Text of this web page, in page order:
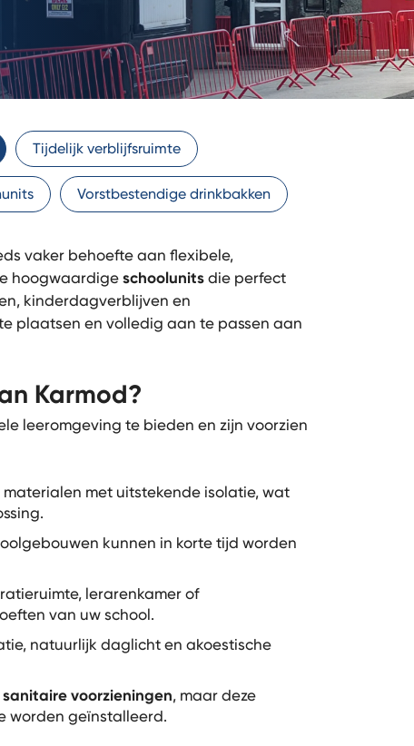
Tijdelijk verblijfsruimte
Vorstbestendige drinkbakken
vaker behoefte aan flexibele,
hoogwaardigeschoolunits die perfect
kinderdagverblijven en
plaatsen en volledig aan te passen aan
Karmod?
leeromgeving te bieden en zijn voorzien
met uitstekende isolatie, wat
kunnen in korte tijd worden
lerarenkamer of
van uw school.
natuurlijk daglicht en akoestische
voorzieningen, maar deze
worden geïnstalleerd.